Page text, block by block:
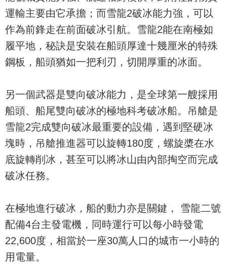
運輸主要由它承擔；而雪龍2破冰能力強，可以
作為前鋒走在前面破冰引航。雪龍2能在南極如
履平地，秘訣是安裝在船頭厚達十幾厘米的特殊
鋼板，船頭猶如一把利刃，切開厚重的冰面。
另一個武器是雙向破冰能力，是全球第一艘採用
船頭、船尾雙向破冰的極地科考破冰船。吊艙是
雪龍2完成雙向破冰最重要的設備，遇到堅硬冰
塊時，吊艙推進器可以旋轉180度，螺旋槳在水
底旋轉削冰，甚至可以將冰山由內部掏空而完成
破冰任務。
在極地進行破冰，船的動力亦是關鍵， 雪龍二號
配備4台主發電機，同時運行可以每小時發電
22,600度，相當於一座30萬人口的城市一小時的
用電量。